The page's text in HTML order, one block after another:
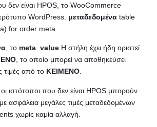
δεν είναι HPOS, το WooCommerce
WordPress. μεταδεδομένα table
for order meta.
, το meta_value Η στήλη έχει ήδη οριστεί
, το οποίο μπορεί να αποθηκεύσει
τιμές από το ΚΕΙΜΕΝΟ
ιστότοποι που δεν είναι HPOS μπορούν
ασφάλεια μεγάλες τιμές μεταδεδομένων
χωρίς καμία αλλαγή.